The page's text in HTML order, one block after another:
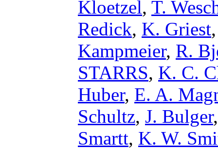
Kloetzel, T.
Redick, K. Griest
Kampmeier, R.
STARRS, K. C.
Huber, E. A.
Schultz, J. Bulger
Smartt, K. W.